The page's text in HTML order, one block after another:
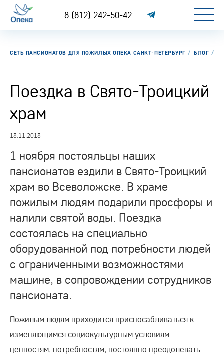
8 (812) 242-50-42
СЕТЬ ПАНСИОНАТОВ ДЛЯ ПОЖИЛЫХ ОПЕКА САНКТ-ПЕТЕРБУРГ БЛОГ
Поездка в Свято-Троицкий
храм
13.11.2013
1 ноября постояльцы наших
пансионатов ездили в Свято-Троицкий
храм во Всеволожске. В храме
пожилым людям подарили просфоры и
налили святой воды. Поездка
состоялась на специально
оборудованной под потребности людей
с ограниченными возможностями
машине, в сопровождении сотрудников
пансионата.
Пожилым людям приходится приспосабливаться к
изменяющимся социокультурным условиям:
ценностям, потребностям, постоянно преодолевать